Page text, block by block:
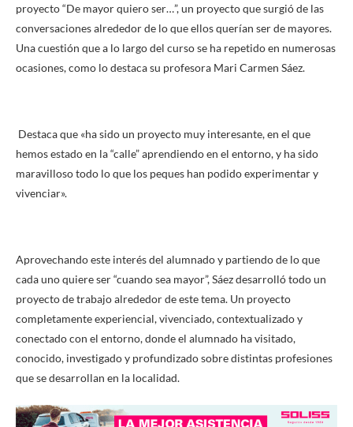
proyecto “De mayor quiero ser…”, un proyecto que surgió de las
conversaciones alrededor de lo que ellos querían ser de mayores.
Una cuestión que a lo largo del curso se ha repetido en numerosas
ocasiones, como lo destaca su profesora Mari Carmen Sáez.
Destaca que «ha sido un proyecto muy interesante, en el que
hemos estado en la “calle” aprendiendo en el entorno, y ha sido
maravilloso todo lo que los peques han podido experimentar y
vivenciar».
Aprovechando este interés del alumnado y partiendo de lo que
cada uno quiere ser “cuando sea mayor”, Sáez desarrolló todo un
proyecto de trabajo alrededor de este tema. Un proyecto
completamente experiencial, vivenciado, contextualizado y
conectado con el entorno, donde el alumnado ha visitado,
conocido, investigado y profundizado sobre distintas profesiones
que se desarrollan en la localidad.